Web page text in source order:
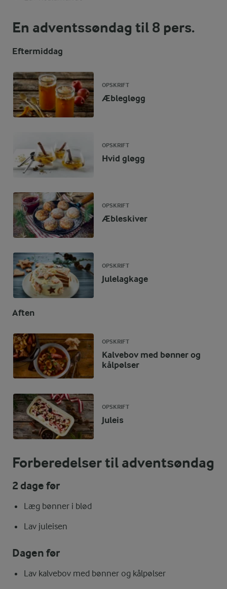
En adventssøndag til 8 pers.
Eftermiddag
OPSKRIFT
Æblegløgg
OPSKRIFT
Hvid gløgg
OPSKRIFT
Æbleskiver
OPSKRIFT
Julelagkage
Aften
OPSKRIFT
Kalvebov med bønner og
kålpølser
OPSKRIFT
Juleis
Forberedelser til adventsøndag
2 dage før
Læg bønner i blød
Lav juleisen
Dagen før
Lav kalvebov med bønner og kålpølser